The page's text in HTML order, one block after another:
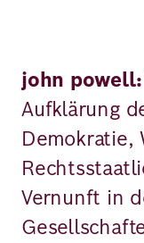
john
Aufklärung
Demokratie,
Vernunft in